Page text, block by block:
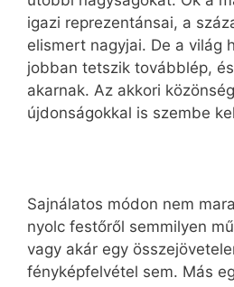
igazi reprezentánsai, a
elismert nagyjai. De a világ
jobban tetszik továbblép,
akarnak. Az akkori
újdonságokkal is szembe
Sajnálatos módon nem
nyolc festőről semmilyen
vagy akár egy
fényképfelvétel sem. Más